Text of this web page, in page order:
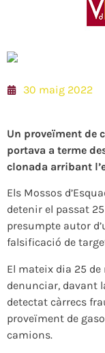
30 maig 2022
Un proveïment de
portava a terme
clonada arribant
Els Mossos
detenir el passat
presumpte autor
falsificació de
El mateix dia 25
denunciar, davant
detectat càrrecs
proveïment de
camions.